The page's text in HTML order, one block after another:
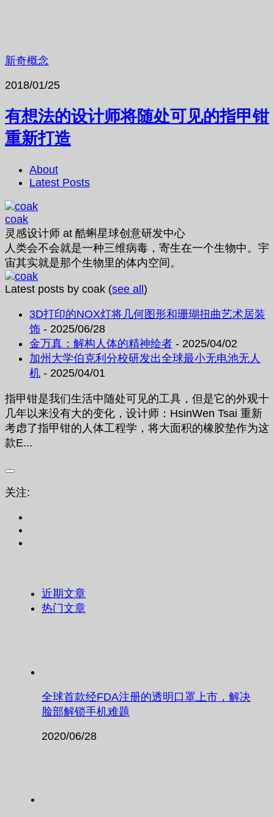
新奇概念
2018/01/25
有想法的设计师将随处可见的指甲钳
重新打造
About
Latest Posts
coak
灵感设计师 at 酷蝌星球创意研发中心
人类会不会就是一种三维病毒，寄生在一个生物中。宇
宙其实就是那个生物里的体内空间。
Latest posts by coak (see all)
3D打印的NOX灯将几何图形和珊瑚扭曲艺术居装
饰 - 2025/06/28
金万真：解构人体的精神绘者 - 2025/04/02
加州大学伯克利分校研发出全球最小无电池无人
机 - 2025/04/01
指甲钳是我们生活中随处可见的工具，但是它的外观十
几年以来没有大的变化，设计师：HsinWen Tsai 重新
考虑了指甲钳的人体工程学，将大面积的橡胶垫作为这
款E...
关注:
近期文章
热门文章
全球首款经FDA注册的透明口罩上市，解决
脸部解锁手机难题
2020/06/28